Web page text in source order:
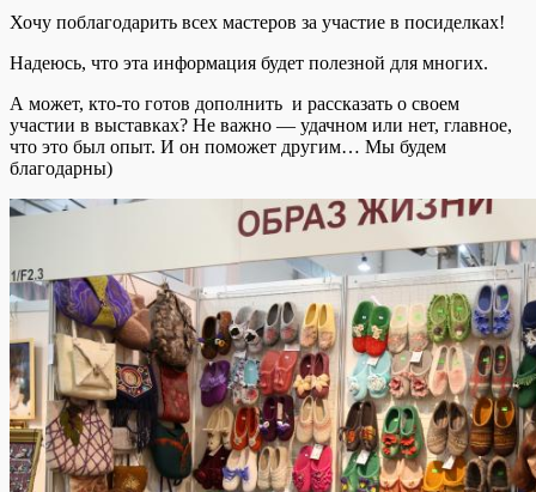
Хочу поблагодарить всех мастеров за участие в посиделках!
Надеюсь, что эта информация будет полезной для многих.
А может, кто-то готов дополнить и рассказать о своем
участии в выставках? Не важно — удачном или нет, главное,
что это был опыт. И он поможет другим… Мы будем
благодарны)